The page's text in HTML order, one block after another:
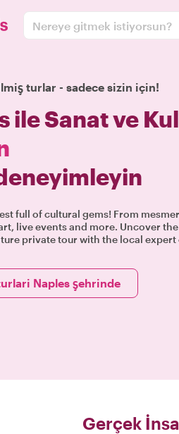
Nereye gitmek istiyorsun?
turlar - sadece sizin için!
ile Sanat ve
full of cultural gems! From
live events and more. Uncover
private tour with the local
Naples şehrinde
Gerçek